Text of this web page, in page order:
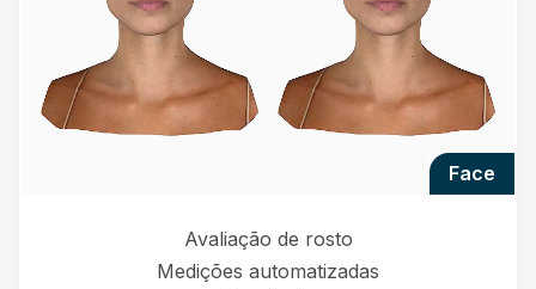
face
Avaliação de rosto
Medições automatizadas